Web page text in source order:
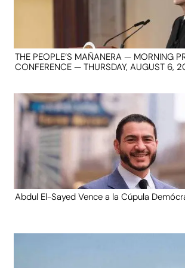
THE PEOPLE’S MAÑANERA — MORNING
CONFERENCE — THURSDAY, AUGUST 6,
Abdul El-Sayed Vence a la Cúpula